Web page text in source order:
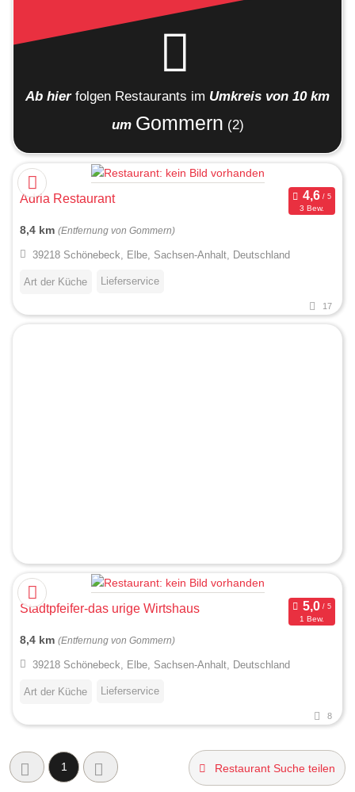
Ab hier folgen Restaurants im Umkreis von 10 km
um Gommern (2)
Adria Restaurant
3 Bew.
8,4 km (Entfernung von Gommern)
39218 Schönebeck, Elbe, Sachsen-Anhalt, Deutschland
Art der Küche Lieferservice
17
Stadtpfeifer-das urige Wirtshaus
1 Bew.
8,4 km (Entfernung von Gommern)
39218 Schönebeck, Elbe, Sachsen-Anhalt, Deutschland
Art der Küche Lieferservice
8
1 Restaurant Suche teilen